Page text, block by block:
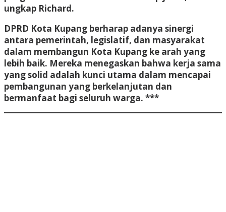
ungkap Richard.
DPRD Kota Kupang berharap adanya sinergi
antara pemerintah, legislatif, dan masyarakat
dalam membangun Kota Kupang ke arah yang
lebih baik. Mereka menegaskan bahwa kerja sama
yang solid adalah kunci utama dalam mencapai
pembangunan yang berkelanjutan dan
bermanfaat bagi seluruh warga. ***